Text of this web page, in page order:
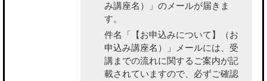
み講座名）」のメールが届きま
す。
件名「【お申込みについて】（お
申込み講座名）」メールには、受
講までの流れに関するご案内が記
載されていますので、必ずご確認